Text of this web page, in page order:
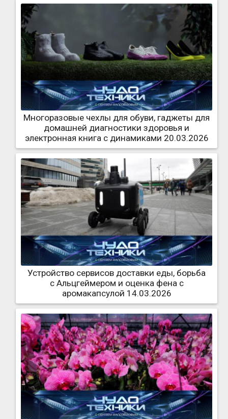
Многоразовые чехлы для обуви, гаджеты для
домашней диагностики здоровья и
электронная книга с динамиками 20.03.2026
Устройство сервисов доставки еды, борьба
с Альцгеймером и оценка фена с
аромакапсулой 14.03.2026